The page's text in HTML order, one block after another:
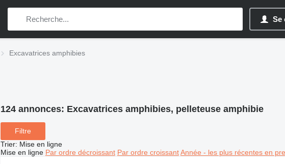
Se
Excavatrices amphibies
124 annonces: Excavatrices amphibies, pelleteuse amphibie
Filtre
Trier: Mise en ligne
Mise en ligne Par ordre décroissant Par ordre croissant Année - les plus récentes en